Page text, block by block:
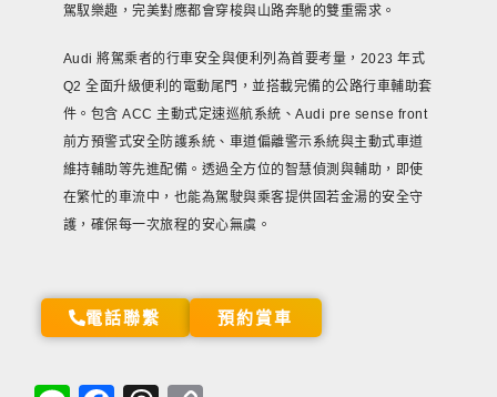
駕馭樂趣，完美對應都會穿梭與山路奔馳的雙重需求。
Audi 將駕乘者的行車安全與便利列為首要考量，2023 年式
Q2 全面升級便利的電動尾門，並搭載完備的公路行車輔助套
件。包含 ACC 主動式定速巡航系統、Audi pre sense front
前方預警式安全防護系統、車道偏離警示系統與主動式車道
維持輔助等先進配備。透過全方位的智慧偵測與輔助，即使
在繁忙的車流中，也能為駕駛與乘客提供固若金湯的安全守
護，確保每一次旅程的安心無虞。
電話聯繫 預約賞車